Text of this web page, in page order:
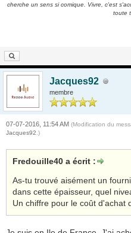
cherche un sens si comique. Vivre, c'est
toute
Jacques92
membre
07-07-2016, 11:54 AM (Modification du
Jacques92 .)
Fredouille40 a écrit :
As-tu trouvé aisément un
dans cette épaisseur, quel
Un chiffre pour le coût d'achat